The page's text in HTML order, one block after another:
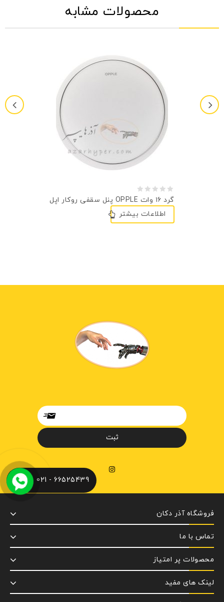
محصولات مشابه
of
پنل سقفی روکار اپل OPPLE گرد ۱۶ وات
اطلاعات بیشتر
فروشگاه آذر دکان
تماس با ما
محصولات پر امتیاز
لینک های مفید
66525439 - 021